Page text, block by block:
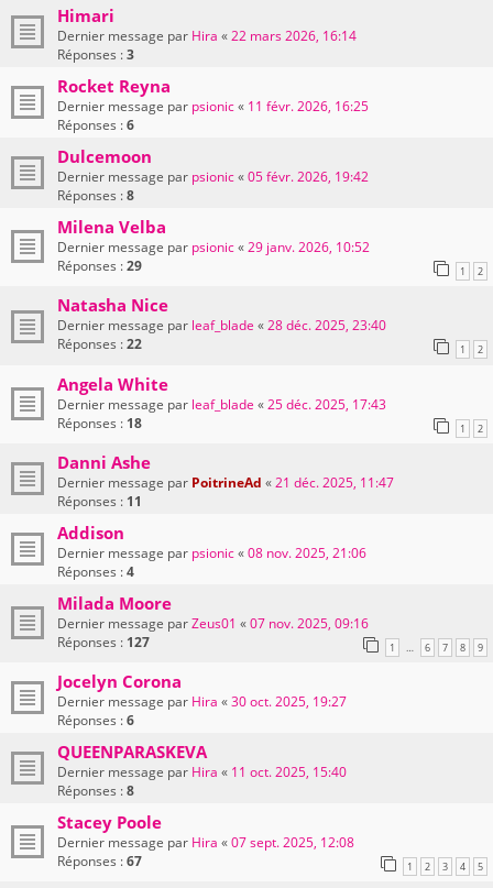
Himari
Dernier message par Hira «22 mars 2026, 16:14
Réponses :3
Rocket Reyna
Dernier message par psionic« 11 févr. 2026, 16:25
Réponses :6
Dulcemoon
Dernier message par psionic«05 févr. 2026, 19:42
Réponses :8
Milena Velba
Dernier message par psionic«29 janv. 2026, 10:52
Réponses :29 1 2
Natasha Nice
Dernier message par leaf_blade «28 déc. 2025, 23:40
Réponses :22 1 2
Angela White
Dernier message par leaf_blade «25 déc. 2025, 17:43
Réponses : 18 1 2
Danni Ashe
Dernier message par PoitrineAd «21 déc. 2025, 11:47
Réponses : 11
Addison
Dernier message par psionic«08 nov. 2025, 21:06
Réponses :4
Milada Moore
Dernier message parZeus01 «07 nov. 2025, 09:16
Réponses : 127 1 … 6 7 8 9
Jocelyn Corona
Dernier message par Hira «30 oct. 2025, 19:27
Réponses :6
QUEENPARASKEVA
Dernier message par Hira « 11 oct. 2025, 15:40
Réponses :8
Stacey Poole
Dernier message par Hira «07 sept. 2025, 12:08
Réponses :67 1 2 3 4 5